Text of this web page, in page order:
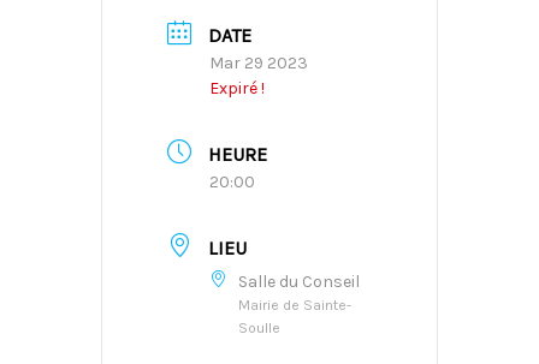
DATE
Mar 29 2023
Expiré !
HEURE
20:00
LIEU
Salle du Conseil
Mairie de Sainte-
Soulle